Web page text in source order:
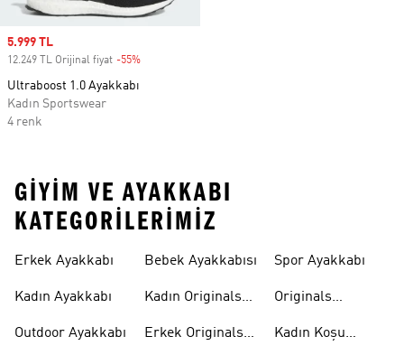
Sale price
5.999 TL
12.249 TL Orijinal fiyat -55%
Ultraboost 1.0 Ayakkabı
Kadın Sportswear
4 renk
GIYIM VE AYAKKABI
KATEGORILERIMIZ
Erkek Ayakkabı
Kadın Ayakkabı
Outdoor Ayakkabı
Bebek Ayakkabısı
Kadın Originals
Erkek Originals
Spor Ayakkabı
Originals
Kadın Koşu